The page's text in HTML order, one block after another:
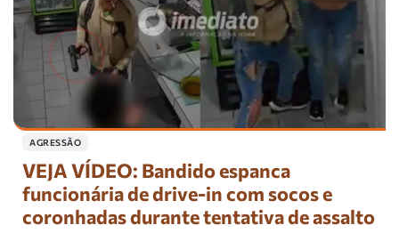
AGRESSÃO
VEJA VÍDEO: Bandido espanca
funcionária de drive-in com socos e
coronhadas durante tentativa de assalto